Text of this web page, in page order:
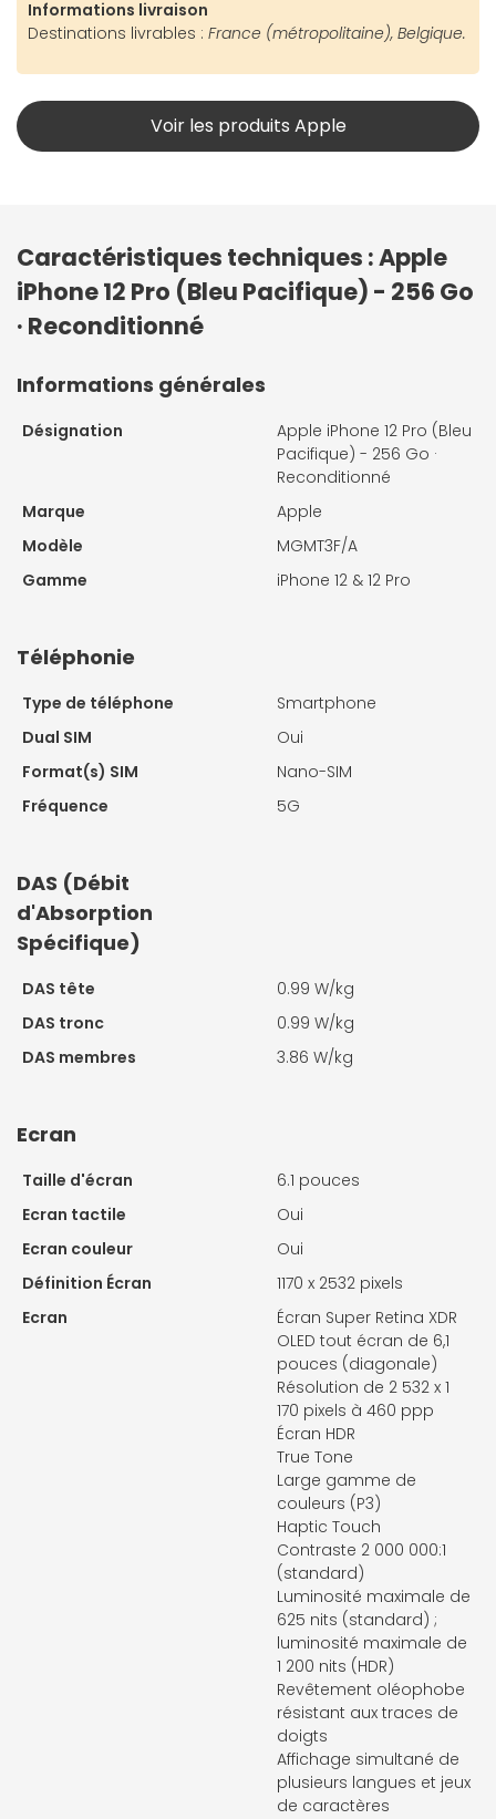
Informations livraison
Destinations livrables : France (métropolitaine), Belgique.
Voir les produits Apple
Caractéristiques techniques : Apple
iPhone 12 Pro (Bleu Pacifique) - 256 Go
· Reconditionné
Informations générales
Désignation
Apple iPhone 12 Pro (Bleu
Pacifique) - 256 Go ·
Reconditionné
Marque
Apple
Modèle
MGMT3F/A
Gamme
iPhone 12 & 12 Pro
Téléphonie
Type de téléphone
Smartphone
Dual SIM
Oui
Format(s) SIM
Nano-SIM
Fréquence
5G
DAS (Débit
d'Absorption
Spécifique)
DAS tête
0.99 W/kg
DAS tronc
0.99 W/kg
DAS membres
3.86 W/kg
Ecran
Taille d'écran
6.1 pouces
Ecran tactile
Oui
Ecran couleur
Oui
Définition Écran
1170 x 2532 pixels
Ecran
Écran Super Retina XDR
OLED tout écran de 6,1
pouces (diagonale)
Résolution de 2 532 x 1
170 pixels à 460 ppp
Écran HDR
True Tone
Large gamme de
couleurs (P3)
Haptic Touch
Contraste 2 000 000:1
(standard)
Luminosité maximale de
625 nits (standard) ;
luminosité maximale de
1 200 nits (HDR)
Revêtement oléophobe
résistant aux traces de
doigts
Affichage simultané de
plusieurs langues et jeux
de caractères